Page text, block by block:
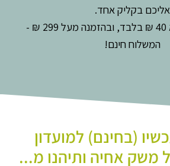
אליכם בקליק אחד.
עלות המשלוח היא 40 ₪ בלבד, ובהזמנה מעל 299 ₪ -
המשלוח חינם!
(בחינם) למועדון
משק אחיה ותיהנו מ...